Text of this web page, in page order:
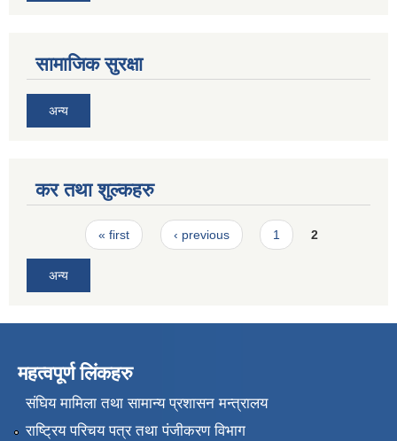
सामाजिक सुरक्षा
अन्य
कर तथा शुल्कहरु
Pages« first ‹ previous 1 2
अन्य
महत्वपूर्ण लिंकहरु
संघिय मामिला तथा सामान्य प्रशासन मन्त्रालय
राष्ट्रिय परिचय पत्र तथा पंजीकरण विभाग